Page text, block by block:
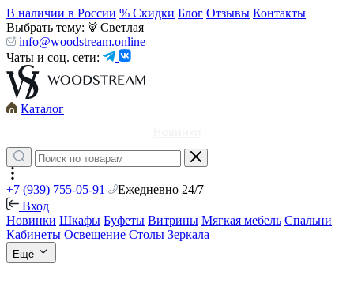
В наличии в России % Скидки Блог Отзывы Контакты
Выбрать тему:
Светлая
info@woodstream.online
Чаты и соц. сети:
Каталог
+7 (939) 755-05-91
Ежедневно 24/7
Вход
Новинки Шкафы Буфеты Витрины Мягкая мебель Спальни
Кабинеты Освещение Столы Зеркала
Ещё